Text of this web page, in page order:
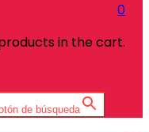
0
in the cart.
de búsqueda